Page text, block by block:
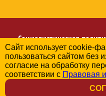
Социалистическая
Региональное
©
Политика в отношении
Сайт использует cookie-
пользоваться сайтом без
согласие на обработку
соответствии с Правовая